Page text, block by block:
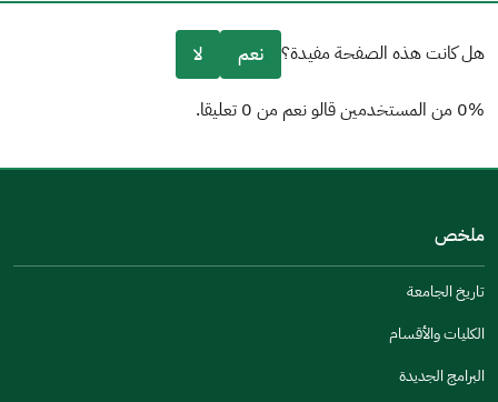
هل كانت هذه الصفحة مفيدة؟ نعم لا
0% من المستخدمين قالو نعم من 0 تعليقا.
مكتوبة بشكل جيد
الإجابات كانت مرتبطة
تصميمه يجعله سهل القراءة
أخرى
ملخص
تاريخ الجامعة
الكليات والأقسام
البرامج الجديدة